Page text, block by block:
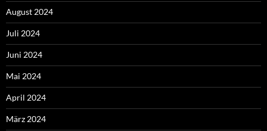
August 2024
Juli 2024
Juni 2024
Mai 2024
April 2024
März 2024